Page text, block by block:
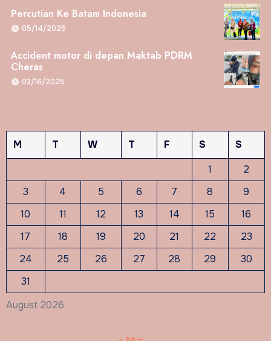
Percutian Ke Batam Indonesia
05/14/2025
Accident motor di depan Maktab PDRM
Cheras
03/16/2025
August 2026
M T W T F S
S
1
2
3
4 5 6 7 8
9
10
11 12 13 14 15
16
17
18 19 20 21 22
23
24
25 26 27 28 29
30
31